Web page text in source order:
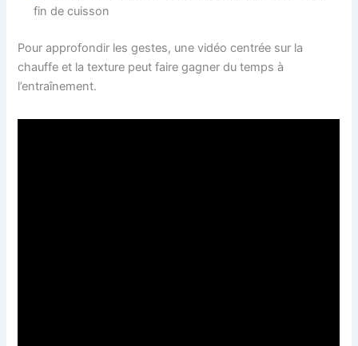
fin de cuisson
Pour approfondir les gestes, une vidéo centrée sur la
chauffe et la texture peut faire gagner du temps à
l’entraînement.